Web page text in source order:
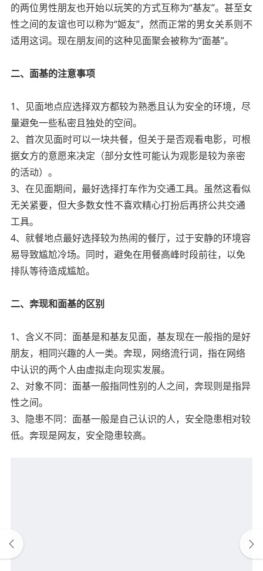
的两位男性朋友也开始以玩笑的方式互称为“基友”。甚至女
性之间的友谊也可以称为“姬友”，然而正常的男女关系则不
适用这词。现在朋友间的这种见面聚会被称为“面基”。
二、面基的注意事项
1、见面地点应选择双方都较为熟悉且认为安全的环境，尽
量避免一些私密且独处的空间。
2、首次见面时可以一块共餐，但关于是否观看电影，可根
据女方的意愿来决定（部分女性可能认为观影是较为亲密
的活动）。
3、在见面期间，最好选择打车作为交通工具。虽然这看似
无关紧要，但大多数女性不喜欢精心打扮后再挤公共交通
工具。
4、就餐地点最好选择较为热闹的餐厅，过于安静的环境容
易导致尴尬冷场。同时，避免在用餐高峰时段前往，以免
排队等待造成尴尬。
二、奔现和面基的区别
1、含义不同：面基是和基友见面，基友现在一般指的是好
朋友，相同兴趣的人一类。奔现，网络流行词，指在网络
中认识的两个人由虚拟走向现实发展。
2、对象不同：面基一般指同性别的人之间，奔现则是指异
性之间。
3、隐患不同：面基一般是自己认识的人，安全隐患相对较
低。奔现是网友，安全隐患较高。